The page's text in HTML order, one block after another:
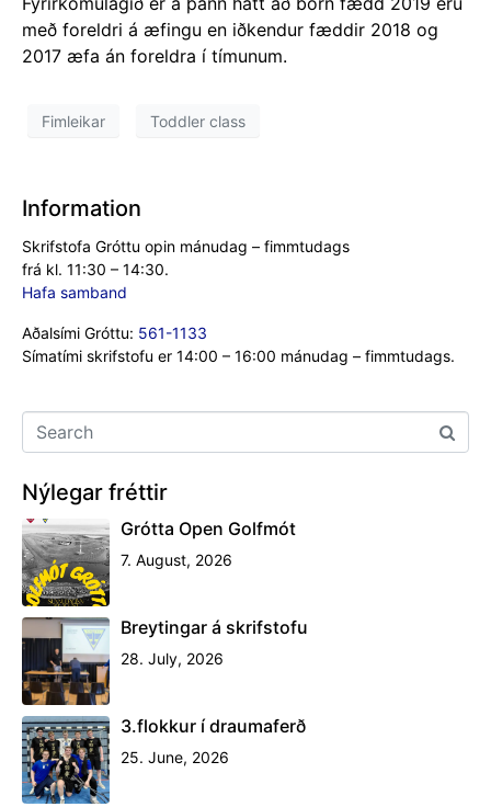
með foreldri á æfingu en iðkendur fæddir 2018 og
2017 æfa án foreldra í tímunum.
Fimleikar Toddler class
Information
Skrifstofa Gróttu opin mánudag – fimmtudags
frá kl. 11:30 – 14:30.
Hafa samband
Aðalsími Gróttu: 561-1133
Símatími skrifstofu er 14:00 – 16:00 mánudag – fimmtudags.
Nýlegar fréttir
Grótta Open Golfmót
7. August, 2026
Breytingar á skrifstofu
28. July, 2026
3.flokkur í draumaferð
25. June, 2026